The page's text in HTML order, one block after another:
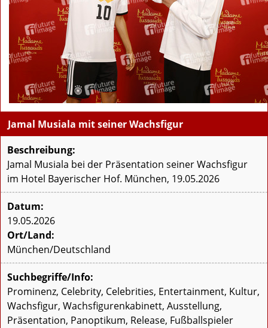
Jamal Musiala mit seiner Wachsfigur
Beschreibung:
Jamal Musiala bei der Präsentation seiner Wachsfigur
im Hotel Bayerischer Hof. München, 19.05.2026
Datum:
19.05.2026
Ort/Land:
München/Deutschland
Suchbegriffe/Info:
Prominenz, Celebrity, Celebrities, Entertainment, Kultur,
Wachsfigur, Wachsfigurenkabinett, Ausstellung,
Präsentation, Panoptikum, Release, Fußballspieler